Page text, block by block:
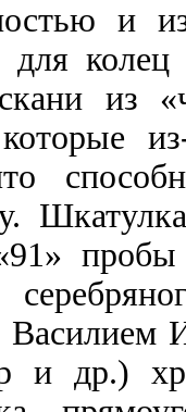
и
для
из
и др.)